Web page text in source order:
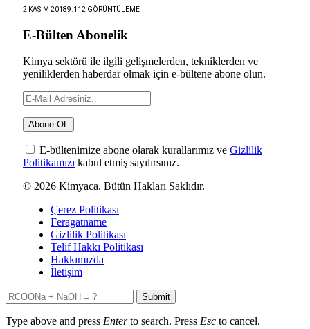
2 KASIM 20189.112 GÖRÜNTÜLEME
E-Bülten Abonelik
Kimya sektörü ile ilgili gelişmelerden, tekniklerden ve
yeniliklerden haberdar olmak için e-bültene abone olun.
E-bültenimize abone olarak kurallarımız ve Gizlilik
Politikamızı kabul etmiş sayılırsınız.
© 2026 Kimyaca. Bütün Hakları Saklıdır.
Çerez Politikası
Feragatname
Gizlilik Politikası
Telif Hakkı Politikası
Hakkımızda
İletişim
Submit
Type above and press Enterto search. Press Esc to cancel.